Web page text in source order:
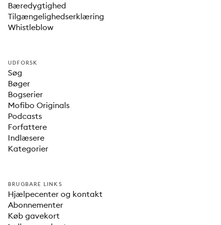
Bæredygtighed
Tilgængelighedserklæring
Whistleblow
UDFORSK
Søg
Bøger
Bogserier
Mofibo Originals
Podcasts
Forfattere
Indlæsere
Kategorier
BRUGBARE LINKS
Hjælpecenter og kontakt
Abonnementer
Køb gavekort